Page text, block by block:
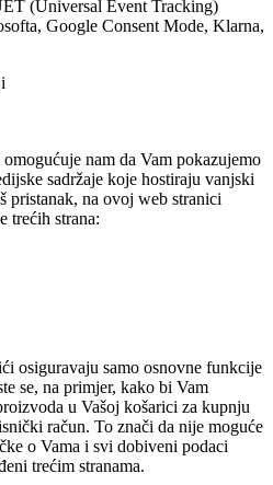
(Universal Event Tracking)
Google Consent Mode, Klarna,
nam da Vam pokazujemo
sadržaje koje hostiraju vanjski
pristanak, na ovoj web stranici
trećih strana:
osiguravaju samo osnovne funkcije
se, na primjer, kako bi Vam
u Vašoj košarici za kupnju
račun. To znači da nije moguće
o Vama i svi dobiveni podaci
trećim stranama.